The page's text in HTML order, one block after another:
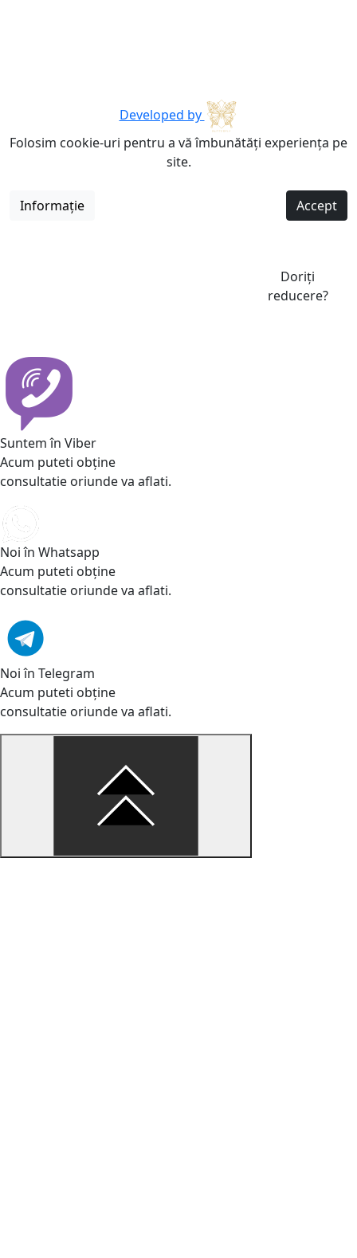
Developed by
Folosim cookie-uri pentru a vă îmbunătăți experiența pe
site.
Informație Accept
Doriți
reducere?
Suntem în Viber
Acum puteti obține
consultatie oriunde va aflati.
Noi în Whatsapp
Acum puteti obține
consultatie oriunde va aflati.
Noi în Telegram
Acum puteti obține
consultatie oriunde va aflati.